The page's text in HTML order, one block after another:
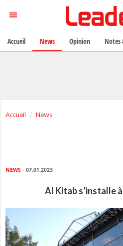
Accueil News
NEWS - 07.01.2023
Al Kitab s’installe
Accueil News Opinion Notes